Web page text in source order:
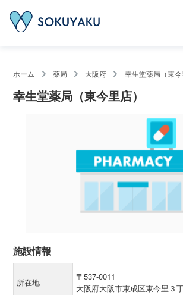
ホーム 薬局 大阪府 幸生堂薬局（東今
幸生堂薬局（東今里店）
施設情報
所在地
〒537-0011
大阪府大阪市東成区東今里３